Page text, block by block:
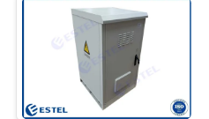
مانعة